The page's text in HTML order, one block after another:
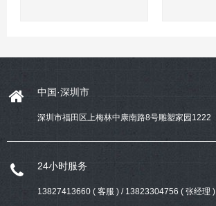
中国·深圳市
深圳市福田区上梅林中康南路8号雕塑家园1222
24小时服务
13827413660 ( 客服 ) / 13823304756 ( 张经理 )